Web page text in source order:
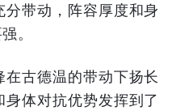
带动，阵容厚度和身
。
古德温的带动下扬长
体对抗优势发挥到了